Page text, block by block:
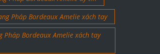
Pháp Bordeaux Amelie xách tay
Pháp Bordeaux Amelie xách tay